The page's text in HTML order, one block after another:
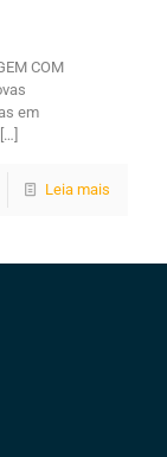
COM
em
[…]
Leia mais